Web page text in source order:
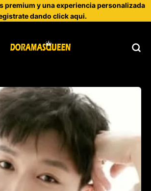
premium y una experiencia personalizada
dando click aqui.